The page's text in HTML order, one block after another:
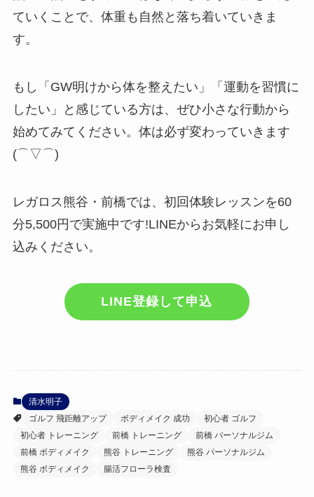
ていくことで、体重も自然と落ち着いていきま
す。
もし「GW明けから体を整えたい」「運動を習慣に
したい」と感じている方は、ぜひ小さな行動から
始めてみてください。体は必ず変わっていきます
(⌒▽⌒)
レガロス熊谷・前橋では、初回体験レッスンを60
分5,500円で実施中です!LINEからお気軽にお申し
込みください。
LINE登録して申込
清水明子
ゴルフ 飛距離アップ
ボディメイク 成功
初心者 ゴルフ
初心者 トレーニング
前橋 トレーニング
前橋 パーソナルジム
前橋 ボディメイク
熊谷 トレーニング
熊谷 パーソナルジム
熊谷 ボディメイク
腸活フローラ検査